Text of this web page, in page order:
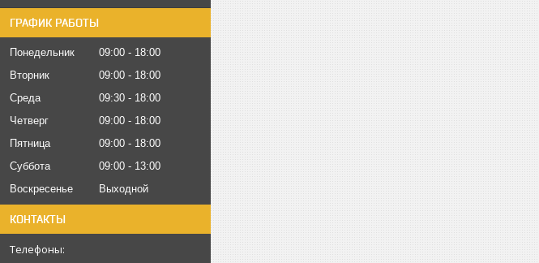
ГРАФИК РАБОТЫ
Понедельник 09:00
18:00
Вторник
09:00
18:00
Среда
09:30
18:00
Четверг
09:00
18:00
Пятница
09:00
18:00
Суббота
09:00
13:00
Воскресенье
Выходной
КОНТАКТЫ